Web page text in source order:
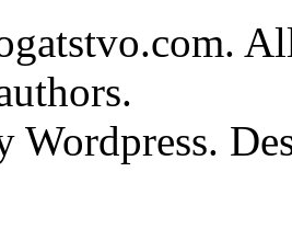
Wordpress.